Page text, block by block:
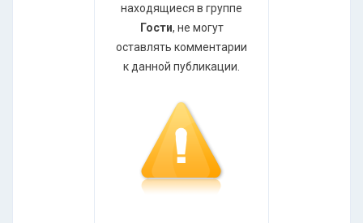
находящиеся в группе
Гости, не могут
оставлять комментарии
к данной публикации.